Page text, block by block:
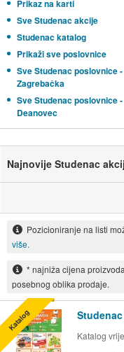
Prikaz na karti
Sve Studenac akcije
Studenac katalog
Prikaži sve poslovnice
Sve Studenac poslovnice -
Zagrebačka
Sve Studenac poslovnice -
Deanovec
Najnovije Studenac
Pozicioniranje na listi
više.
* najniža cijena
posebnog oblika prodaje.
Katalog
Katalog